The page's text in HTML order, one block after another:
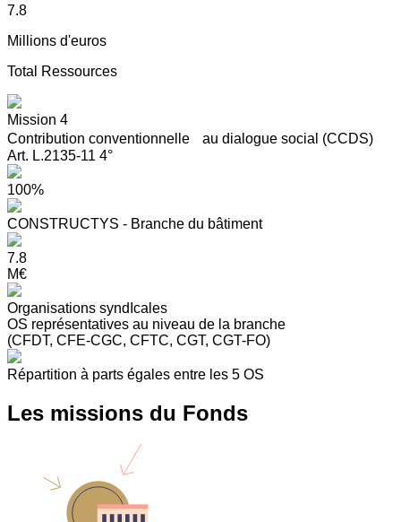
7.8
Millions d'euros
Total Ressources
Mission 4
Contribution conventionnelle au dialogue social (CCDS)
Art. L.2135-11 4°
100%
CONSTRUCTYS - Branche du bâtiment
7.8
M€
Organisations syndIcales
OS représentatives au niveau de la branche
(CFDT, CFE-CGC, CFTC, CGT, CGT-FO)
Répartition à parts égales entre les 5 OS
Les missions du Fonds